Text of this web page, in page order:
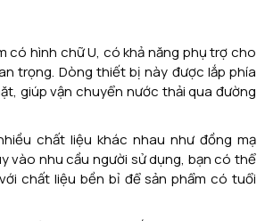
có hình chữ U, có khả năng phụ trợ cho
trọng. Dòng thiết bị này được lắp phía
giúp vận chuyển nước thải qua đường
chất liệu khác nhau như đồng mạ
vào nhu cầu người sử dụng, bạn có thể
chất liệu bền bỉ để sản phẩm có tuổi